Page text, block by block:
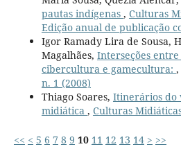
pautas indígenas , Culturas
Edição anual de publicação
Igor Ramady Lira de Sousa,
Magalhães, Interseções
cibercultura e gamecultura: ,
n. 1 (2008)
Thiago Soares, Itinerários do
midiática , Culturas
<< < 5 6 7 8 9 10 11 12 13 14 > >>